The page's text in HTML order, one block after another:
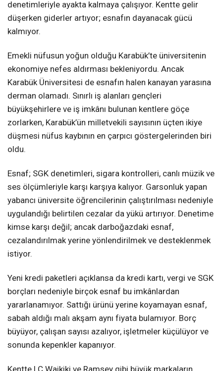
denetimleriyle ayakta kalmaya çalışıyor. Kentte gelir
düşerken giderler artıyor; esnafın dayanacak gücü
kalmıyor.
Emekli nüfusun yoğun olduğu Karabük’te üniversitenin
ekonomiye nefes aldırması bekleniyordu. Ancak
Karabük Üniversitesi de esnafın halen kanayan yarasına
derman olamadı. Sınırlı iş alanları gençleri
büyükşehirlere ve iş imkânı bulunan kentlere göçe
zorlarken, Karabük’ün milletvekili sayısının üçten ikiye
düşmesi nüfus kaybının en çarpıcı göstergelerinden biri
oldu.
Esnaf; SGK denetimleri, sigara kontrolleri, canlı müzik ve
ses ölçümleriyle karşı karşıya kalıyor. Garsonluk yapan
yabancı üniversite öğrencilerinin çalıştırılması nedeniyle
uygulandığı belirtilen cezalar da yükü artırıyor. Denetime
kimse karşı değil; ancak darboğazdaki esnaf,
cezalandırılmak yerine yönlendirilmek ve desteklenmek
istiyor.
Yeni kredi paketleri açıklansa da kredi kartı, vergi ve SGK
borçları nedeniyle birçok esnaf bu imkânlardan
yararlanamıyor. Sattığı ürünü yerine koyamayan esnaf,
sabah aldığı malı akşam aynı fiyata bulamıyor. Borç
büyüyor, çalışan sayısı azalıyor, işletmeler küçülüyor ve
sonunda kepenkler kapanıyor.